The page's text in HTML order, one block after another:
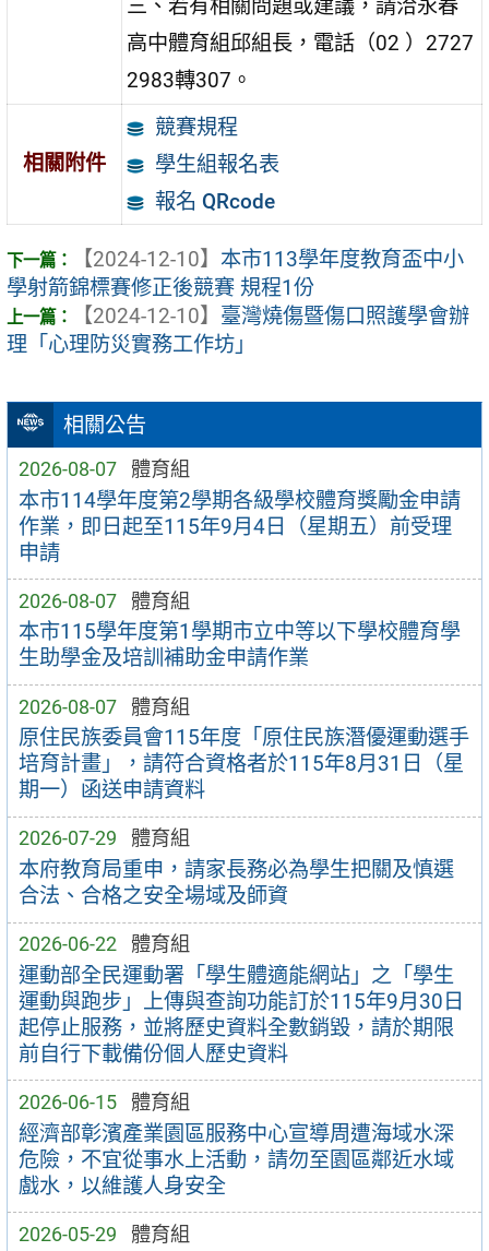
相關公告
2026-08-07 體育組
本市114學年度第2學期各級學校體育獎勵金申請
作業，即日起至115年9月4日（星期五）前受理
申請
2026-08-07 體育組
本市115學年度第1學期市立中等以下學校體育學
生助學金及培訓補助金申請作業
2026-08-07 體育組
原住民族委員會115年度「原住民族潛優運動選手
培育計畫」，請符合資格者於115年8月31日（星
期一）函送申請資料
2026-07-29 體育組
本府教育局重申，請家長務必為學生把關及慎選
合法、合格之安全場域及師資
2026-06-22 體育組
運動部全民運動署「學生體適能網站」之「學生
運動與跑步」上傳與查詢功能訂於115年9月30日
起停止服務，並將歷史資料全數銷毀，請於期限
前自行下載備份個人歷史資料
2026-06-15 體育組
經濟部彰濱產業園區服務中心宣導周遭海域水深
危險，不宜從事水上活動，請勿至園區鄰近水域
戲水，以維護人身安全
2026-05-29 體育組
三、若有相關問題或建議，請洽永春
高中體育組邱組長，電話（02 ）2727
2983轉307。
相關附件
競賽規程
學生組報名表
報名 QRcode
【2024-12-10】 本市113學年度教育盃中小
學射箭錦標賽修正後競賽 規程1份
【2024-12-10】 臺灣燒傷暨傷口照護學會辦
理「心理防災實務工作坊」